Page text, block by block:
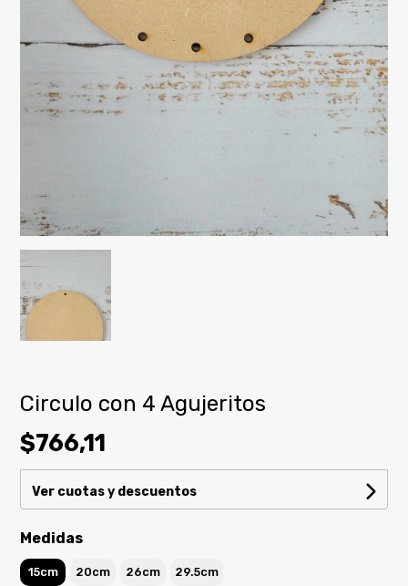
Circulo con 4 Agujeritos
$766,11
Ver cuotas y descuentos
Medidas
15cm 20cm 26cm 29.5cm